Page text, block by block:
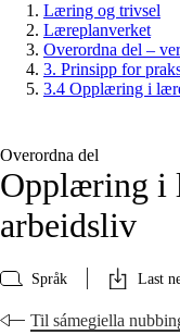
Læring og trivsel
Læreplanverket
Overordna del –
3. Prinsipp for
3.4 Opplæring i
Overordna del
Opplæring i
arbeidsliv
Språk Last
Til sámegiella